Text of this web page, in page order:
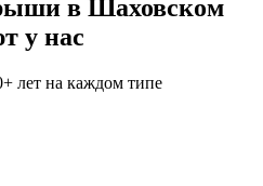
в Шаховском
у нас
лет на каждом типе